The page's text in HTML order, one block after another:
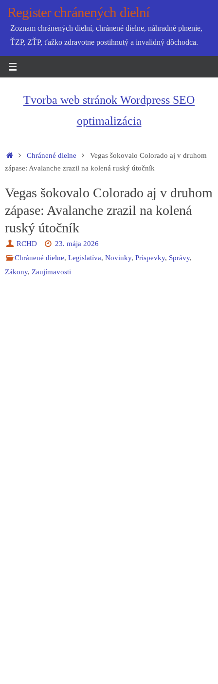
SkipRegister chránených dielní
Zoznam chránených dielní, chránené dielne, náhradné plnenie,
ŤZP, ZŤP, ťažko zdravotne postihnutý a invalidný dôchodca.
Tvorba web stránok Wordpress SEO
optimalizácia
HomeChránené dielne
Vegas šokovalo Colorado aj v druhom
zápase: Avalanche zrazil na kolená ruský útočník
Vegas šokovalo Colorado aj v druhom
zápase: Avalanche zrazil na kolená
ruský útočník
RCHD
23. mája 2026
Chránené dielne,Legislatíva,Novinky,Príspevky, Správy,
Zákony, Zaujímavosti